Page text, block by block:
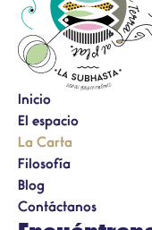
Inicio
El espacio
La Carta
Filosofía
Blog
Contáctanos